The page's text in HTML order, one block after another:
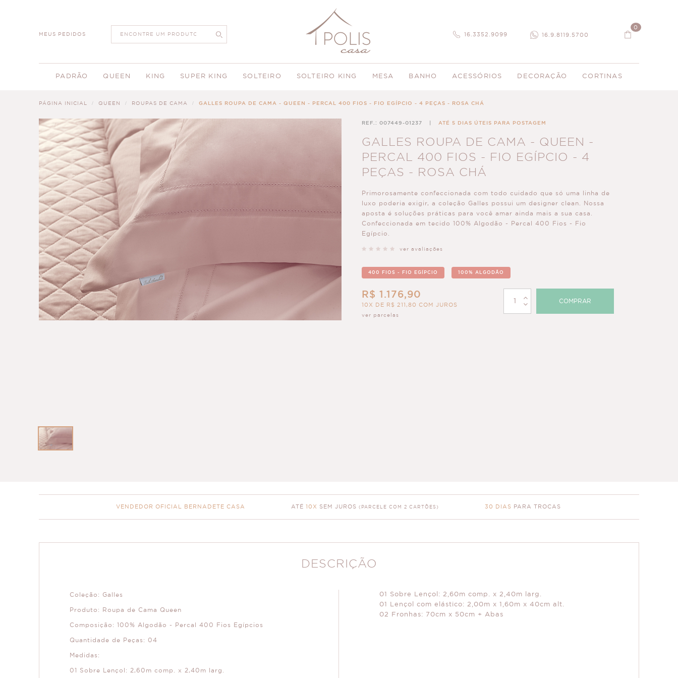
MEUS PEDIDOS 16.3352.9099 16.9.8119.5700
0
PADRÃO QUEEN KING SUPER KING SOLTEIRO SOLTEIRO KING MESA BANHO ACESSÓRIOS DECORAÇÃO CORTINAS
PÁGINA INICIAL QUEEN ROUPAS DE CAMA GALLES ROUPA DE CAMA - QUEEN - PERCAL 400 FIOS - FIO EGÍPCIO - 4 PEÇAS - ROSA CHÁ
REF.: 007449-01237 ATÉ 5 DIAS ÚTEIS PARA POSTAGEM
GALLES ROUPA DE CAMA - QUEEN -
PERCAL 400 FIOS - FIO EGÍPCIO - 4
PEÇAS - ROSA CHÁ
Primorosamente confeccionada com todo cuidado que só uma linha de
luxo poderia exigir, a coleção Galles possui um designer clean. Nossa
aposta é soluções práticas para você amar ainda mais a sua casa.
Confeccionada em tecido 100% Algodão - Percal 400 Fios - Fio
Egípcio.
ver avaliações
400 FIOS - FIO EGÍPCIO 100% ALGODÃO
R$ 1.176,90
10X DE R$ 211,80 COM JUROS
ver parcelas
COMPRAR
VENDEDOR OFICIAL BERNADETE CASA ATÉ 10X SEM JUROS (PARCELE COM 2 CARTÕES) 30 DIAS PARA TROCAS
DESCRIÇÃO
Coleção: Galles
Produto: Roupa de Cama Queen
Composição: 100% Algodão - Percal 400 Fios Egípcios
Quantidade de Peças: 04
Medidas:
01 Sobre Lençol: 2,60m comp. x 2,40m larg.
01 Sobre Lençol: 2,60m comp. x 2,40m larg.
01 Lençol com elástico: 2,00m x 1,60m x 40cm alt.
02 Fronhas: 70cm x 50cm + Abas